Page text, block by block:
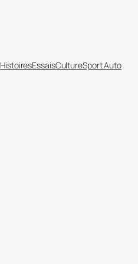
HistoiresEssaisCultureSport Auto